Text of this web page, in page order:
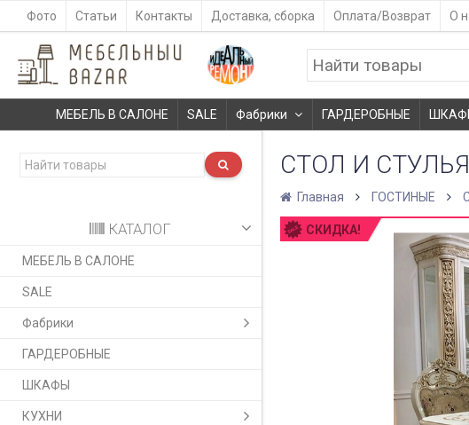
Фото Статьи Контакты Доставка, сборка Оплата/Возврат О
МЕБЕЛЬ В САЛОНЕ SALE Фабрики ГАРДЕРОБНЫЕ
КАТАЛОГ
МЕБЕЛЬ В САЛОНЕ
SALE
Фабрики
ГАРДЕРОБНЫЕ
ШКАФЫ
КУХНИ
СТОЛ И
Главная ГОСТИНЫЕ
СКИДКА!